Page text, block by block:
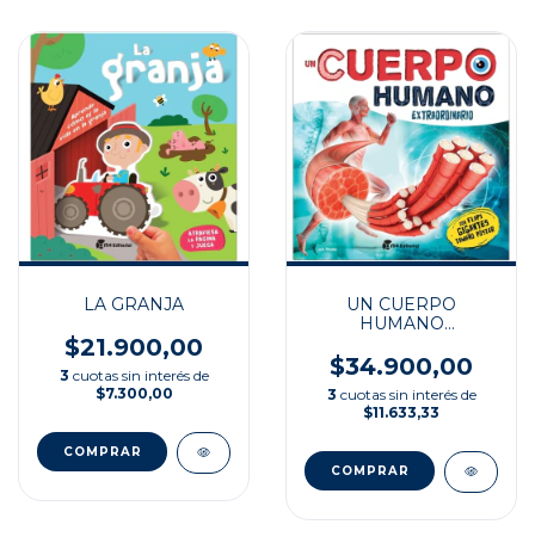
LA GRANJA
$21.900,00
3 cuotas sin interés de
$7.300,00
UN CUERPO
HUMANO
$34.900,00
3 cuotas sin interés de
$11.633,33